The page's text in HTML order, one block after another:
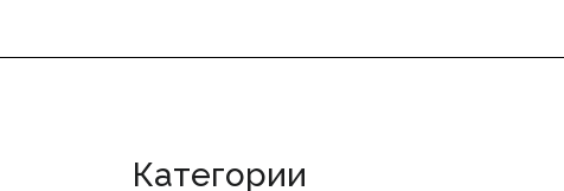
Категории